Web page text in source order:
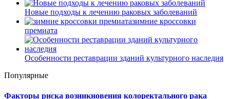
Новые подходы к лечению раковых заболеваний
зимние кроссовки
премиата
Особенности реставрации зданий культурного наследия
Популярные
Факторы риска возникновения колоректального рака